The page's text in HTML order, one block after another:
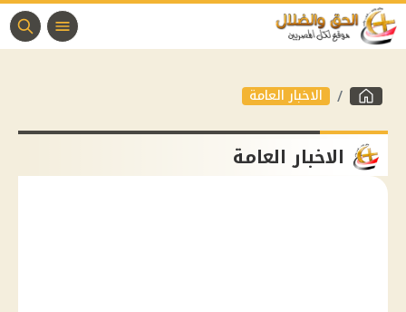
الاخبار العامة
الاخبار العامة